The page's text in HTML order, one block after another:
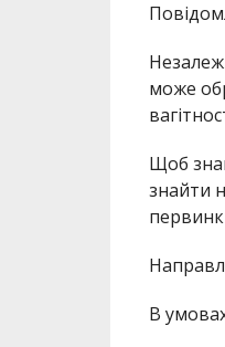
може
Щоб
знайти
В